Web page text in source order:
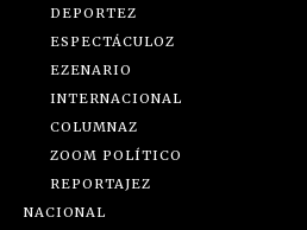
DEPORTEZ
ESPECTÁCULOZ
EZENARIO
INTERNACIONAL
COLUMNAZ
ZOOM POLÍTICO
REPORTAJEZ
NACIONAL